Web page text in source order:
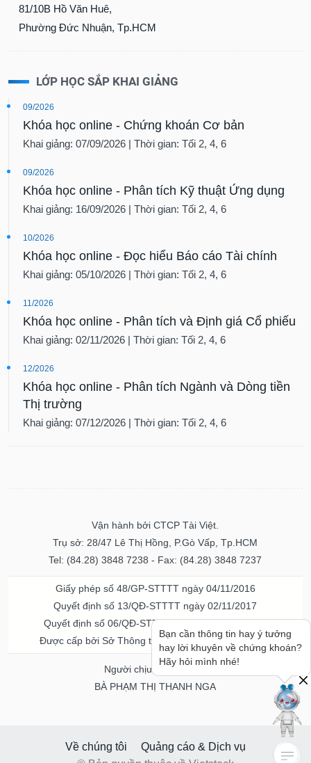
81/10B Hồ Văn Huê,
Phường Đức Nhuận, Tp.HCM
LỚP HỌC SẮP KHAI GIẢNG
09/2026
Khóa học online - Chứng khoán Cơ bản
Khai giảng: 07/09/2026 | Thời gian: Tối 2, 4, 6
09/2026
Khóa học online - Phân tích Kỹ thuật Ứng dụng
Khai giảng: 16/09/2026 | Thời gian: Tối 2, 4, 6
10/2026
Khóa học online - Đọc hiểu Báo cáo Tài chính
Khai giảng: 05/10/2026 | Thời gian: Tối 2, 4, 6
11/2026
Khóa học online - Phân tích và Định giá Cổ phiếu
Khai giảng: 02/11/2026 | Thời gian: Tối 2, 4, 6
12/2026
Khóa học online - Phân tích Ngành và Dòng tiền
Thị trường
Khai giảng: 07/12/2026 | Thời gian: Tối 2, 4, 6
Vận hành bởi CTCP Tài Việt.
Trụ sở: 28/47 Lê Thị Hồng, P.Gò Vấp, Tp.HCM
Tel: (84.28) 3848 7238 - Fax: (84.28) 3848 7237
Giấy phép số 48/GP-STTTT ngày 04/11/2016
Quyết định số 13/QĐ-STTTT ngày 02/11/2017
Quyết định số 06/QĐ-STTTT-ICP ngày 20/07/2023
Được cấp bởi Sở Thông tin và Truyền thông TPHCM
Người chịu trách nhiệm
BÀ PHẠM THỊ THANH NGA
Về chúng tôi
Quảng cáo & Dịch vụ
Bạn cần thông tin hay ý tưởng
hay lời khuyên về chứng khoán?
Hãy hỏi mình nhé!